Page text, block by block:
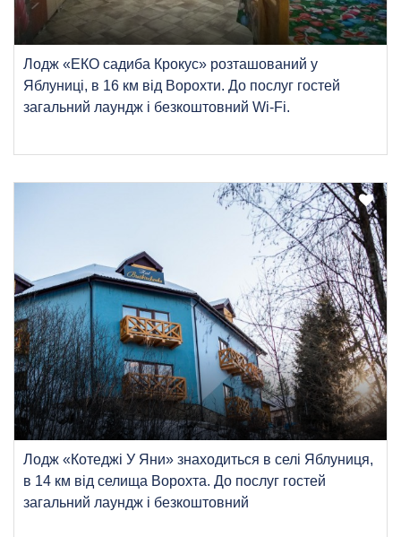
Лодж «ЕКО садиба Крокус» розташований у
Яблуниці, в 16 км від Ворохти. До послуг гостей
загальний лаундж і безкоштовний Wi-Fi.
Лодж «Котеджі У Яни» знаходиться в селі Яблуниця,
в 14 км від селища Ворохта. До послуг гостей
загальний лаундж і безкоштовний